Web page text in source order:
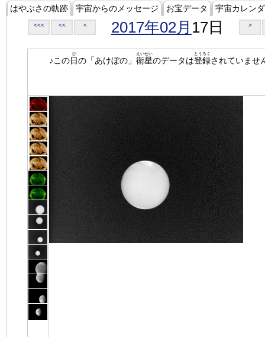
はやぶさの軌跡 宇宙からのメッセージ お宝データ 宇宙カレン
<<< << < 2017年02月 17日 >
♪この日
ひ
の「あけぼの」 衛星
えいせい
のデータは登録
とうろく
されていませ